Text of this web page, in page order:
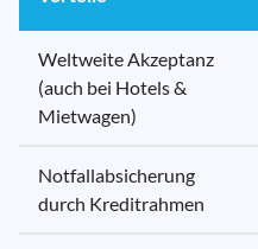
Weltweite Akzeptanz
(auch bei Hotels &
Mietwagen)
Notfallabsicherung
durch Kreditrahmen